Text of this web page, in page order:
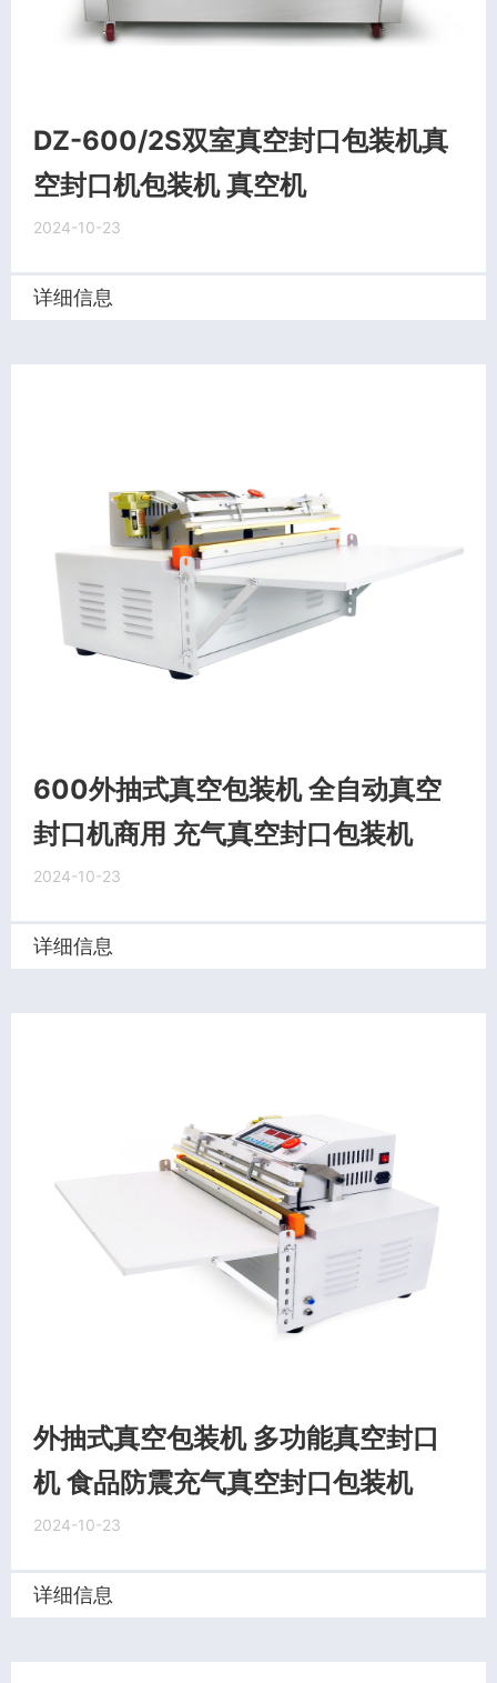
DZ-600/2S双室真空封口包装机真
空封口机包装机 真空机
2024-10-23
详细信息
600外抽式真空包装机 全自动真空
封口机商用 充气真空封口包装机
2024-10-23
详细信息
外抽式真空包装机 多功能真空封口
机 食品防震充气真空封口包装机
2024-10-23
详细信息